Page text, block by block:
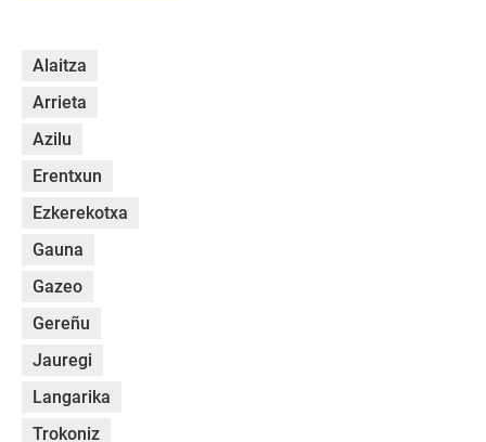
Alaitza
Arrieta
Azilu
Erentxun
Ezkerekotxa
Gauna
Gazeo
Gereñu
Jauregi
Langarika
Trokoniz